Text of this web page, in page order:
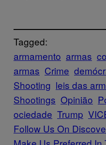
Tagged:
armamento armas
armas Crime
Shooting leis das
Shootings Opinião
ociedade Trump
Follow Us On